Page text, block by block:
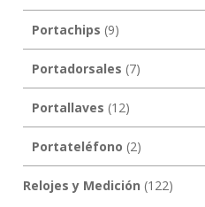
Portachips (9)
Portadorsales (7)
Portallaves (12)
Portateléfono (2)
Relojes y Medición (122)